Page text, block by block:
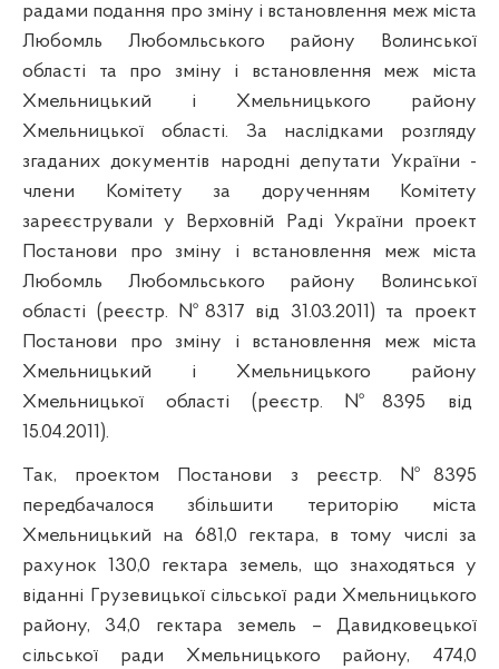
радами подання про зміну і встановлення меж міста
Любомль Любомльського району Волинської
області та про зміну і встановлення меж міста
Хмельницький і Хмельницького району
Хмельницької області. За наслідками розгляду
згаданих документів народні депутати України -
члени Комітету за дорученням Комітету
зареєстрували у Верховній Раді України проект
Постанови про зміну і встановлення меж міста
Любомль Любомльського району Волинської
області (реєстр. №8317 від 31.03.2011) та проект
Постанови про зміну і встановлення меж міста
Хмельницький і Хмельницького району
Хмельницької області (реєстр. №8395 від
15.04.2011).
Так, проектом Постанови з реєстр. №8395
передбачалося збільшити територію міста
Хмельницький на 681,0 гектара, в тому числі за
рахунок 130,0 гектара земель, що знаходяться у
віданні Грузевицької сільської ради Хмельницького
району, 34,0 гектара земель – Давидковецької
сільської ради Хмельницького району, 474,0